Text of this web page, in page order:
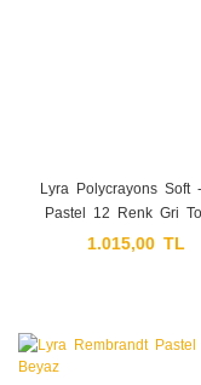
Lyra Polycrayons Soft
Pastel 12 Renk Gri
1.015,00 TL